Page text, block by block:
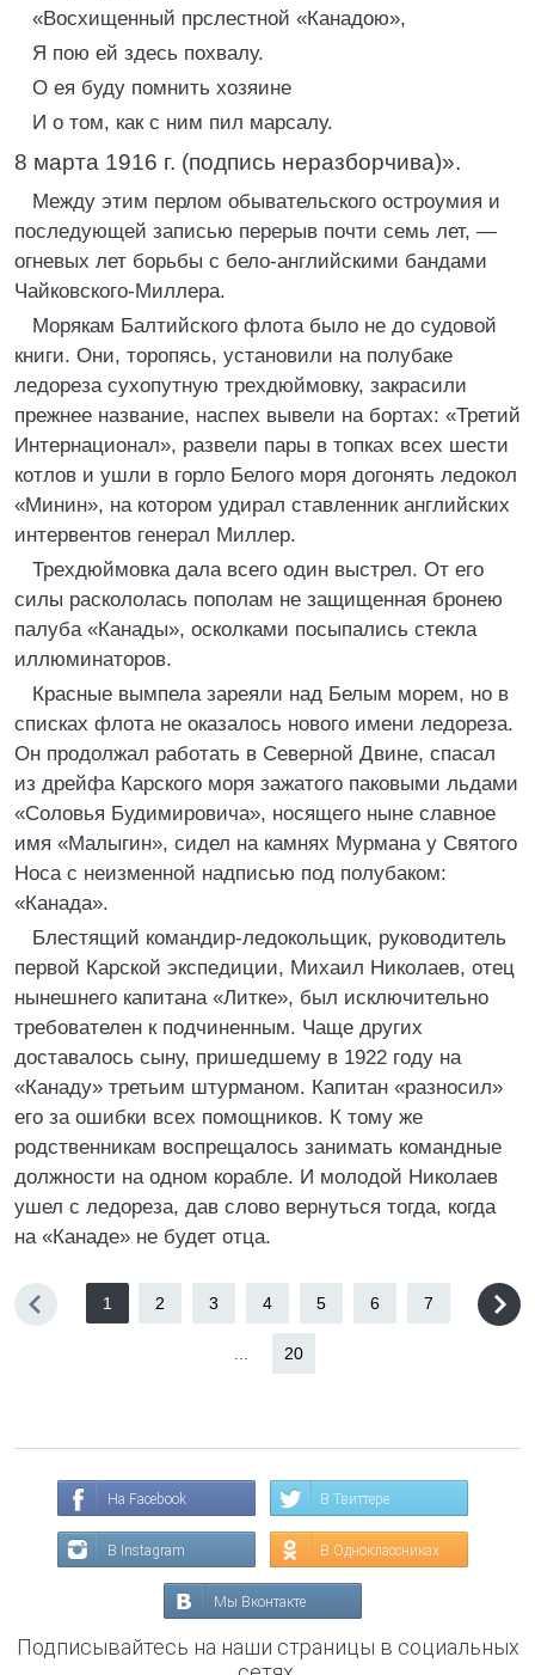
«Восхищенный прслестной «Канадою»,
Я пою ей здесь похвалу.
О ея буду помнить хозяине
И о том, как с ним пил марсалу.
8 марта 1916 г. (подпись неразборчива)».
Между этим перлом обывательского остроумия и
последующей записью перерыв почти семь лет, —
огневых лет борьбы с бело-английскими бандами
Чайковского-Миллера.
Морякам Балтийского флота было не до судовой
книги. Они, торопясь, установили на полубаке
ледореза сухопутную трехдюймовку, закрасили
прежнее название, наспех вывели на бортах: «Третий
Интернационал», развели пары в топках всех шести
котлов и ушли в горло Белого моря догонять ледокол
«Минин», на котором удирал ставленник английских
интервентов генерал Миллер.
Трехдюймовка дала всего один выстрел. От его
силы раскололась пополам не защищенная бронею
палуба «Канады», осколками посыпались стекла
иллюминаторов.
Красные вымпела зареяли над Белым морем, но в
списках флота не оказалось нового имени ледореза.
Он продолжал работать в Северной Двине, спасал
из дрейфа Карского моря зажатого паковыми льдами
«Соловья Будимировича», носящего ныне славное
имя «Малыгин», сидел на камнях Мурмана у Святого
Носа с неизменной надписью под полубаком:
«Канада».
Блестящий командир-ледокольщик, руководитель
первой Карской экспедиции, Михаил Николаев, отец
нынешнего капитана «Литке», был исключительно
требователен к подчиненным. Чаще других
доставалось сыну, пришедшему в 1922 году на
«Канаду» третьим штурманом. Капитан «разносил»
его за ошибки всех помощников. К тому же
родственникам воспрещалось занимать командные
должности на одном корабле. И молодой Николаев
ушел с ледореза, дав слово вернуться тогда, когда
на «Канаде» не будет отца.
1 2 3 4 5 6 7
20
На Facebook В Твиттере
В Instagram В Одноклассниках
Мы Вконтакте
Подписывайтесь на наши страницы в социальных